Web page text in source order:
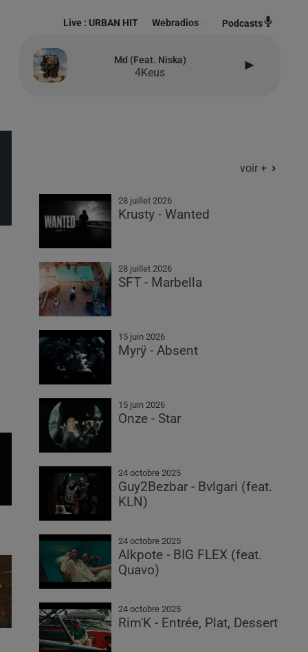
Live : URBAN HIT Webradios Podcasts
Md (feat. Niska)
4Keus
voir +
28 juillet 2026
Krusty - Wanted
28 juillet 2026
SFT - Marbella
15 juin 2026
Myrÿ - Absent
15 juin 2026
Onze - Star
24 octobre 2025
Guy2Bezbar - Bvlgari (feat.
KLN)
24 octobre 2025
Alkpote - BIG FLEX (feat.
Quavo)
24 octobre 2025
Rim'K - Entrée, Plat, Dessert